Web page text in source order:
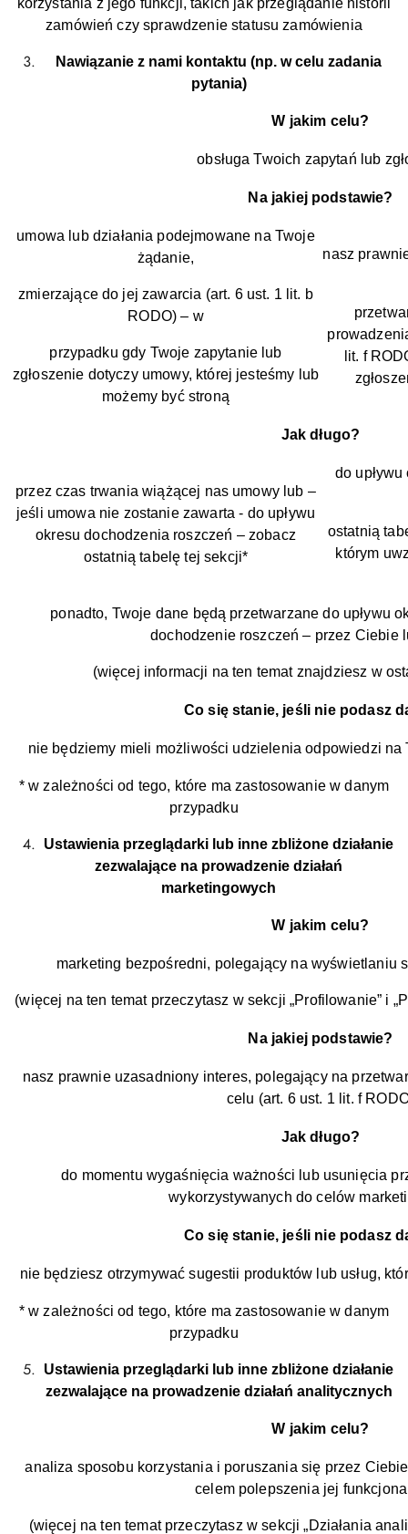
korzystania z jego funkcji, takich jak przeglądanie historii
zamówień czy sprawdzenie statusu zamówienia
Nawiązanie z nami kontaktu (np. w celu zadania
pytania)
W jakim celu?
obsługa Twoich zapytań lub
Na jakiej podstawie?
umowa lub działania podejmowane na Twoje
żądanie,
zmierzające do jej zawarcia (art. 6 ust. 1 lit. b
RODO) – w
przypadku gdy Twoje zapytanie lub
zgłoszenie dotyczy umowy, której jesteśmy lub
możemy być stroną
nasz
lit. f
Jak długo?
przez czas trwania wiążącej nas umowy lub –
jeśli umowa nie zostanie zawarta - do upływu
okresu dochodzenia roszczeń – zobacz
ostatnią tabelę tej sekcji*
do
ostatnią
którym
ponadto, Twoje dane będą przetwarzane do upływu
dochodzenie roszczeń – przez Ciebie
(więcej informacji na ten temat znajdziesz w
Co się stanie, jeśli nie podasz
nie będziemy mieli możliwości udzielenia odpowiedzi na
* w zależności od tego, które ma zastosowanie w danym
przypadku
Ustawienia przeglądarki lub inne zbliżone działanie
zezwalające na prowadzenie działań
marketingowych
W jakim celu?
marketing bezpośredni, polegający na wyświetlaniu
(więcej na ten temat przeczytasz w sekcji „Profilowanie” i
Na jakiej podstawie?
nasz prawnie uzasadniony interes, polegający na
celu (art. 6 ust. 1 lit. f
Jak długo?
do momentu wygaśnięcia ważności lub usunięcia
wykorzystywanych do celów
Co się stanie, jeśli nie podasz
nie będziesz otrzymywać sugestii produktów lub usług,
* w zależności od tego, które ma zastosowanie w danym
przypadku
Ustawienia przeglądarki lub inne zbliżone działanie
zezwalające na prowadzenie działań analitycznych
W jakim celu?
analiza sposobu korzystania i poruszania się przez
celem polepszenia jej
(więcej na ten temat przeczytasz w sekcji „Działania